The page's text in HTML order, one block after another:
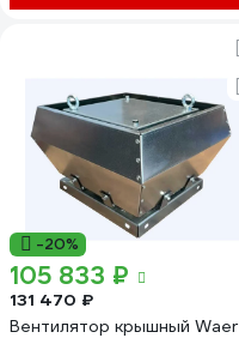
-20%
105 833 ₽
131 470 ₽
Вентилятор крышный Waer